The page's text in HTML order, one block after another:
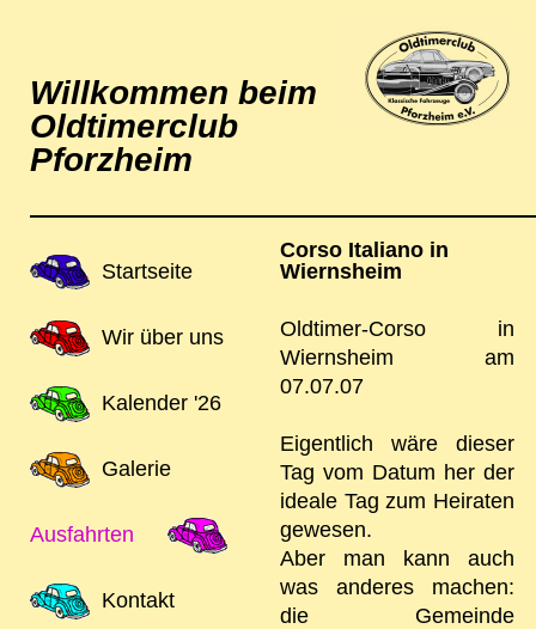
Willkommen beim
Oldtimerclub
Pforzheim
Corso Italiano in
Wiernsheim
Oldtimer-Corso in
Wiernsheim am
07.07.07
Eigentlich wäre dieser
Tag vom Datum her der
ideale Tag zum Heiraten
gewesen.
Aber man kann auch
was anderes machen:
die Gemeinde
Navigation
Startseite
Wir über uns
Kalender '26
Galerie
Ausfahrten
Kontakt